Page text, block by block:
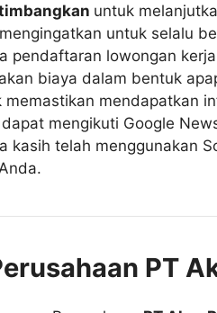
untuk
untuk selalu
pendaftaran lowongan
biaya dalam bentuk
memastikan mendapatkan
mengikuti Google
kasih telah menggunakan
PT